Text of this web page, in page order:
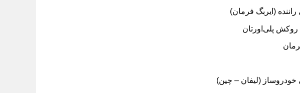
(ایربگ فرمان)
روکش پلی‌اورتان
خودروساز (لیفان – چین)